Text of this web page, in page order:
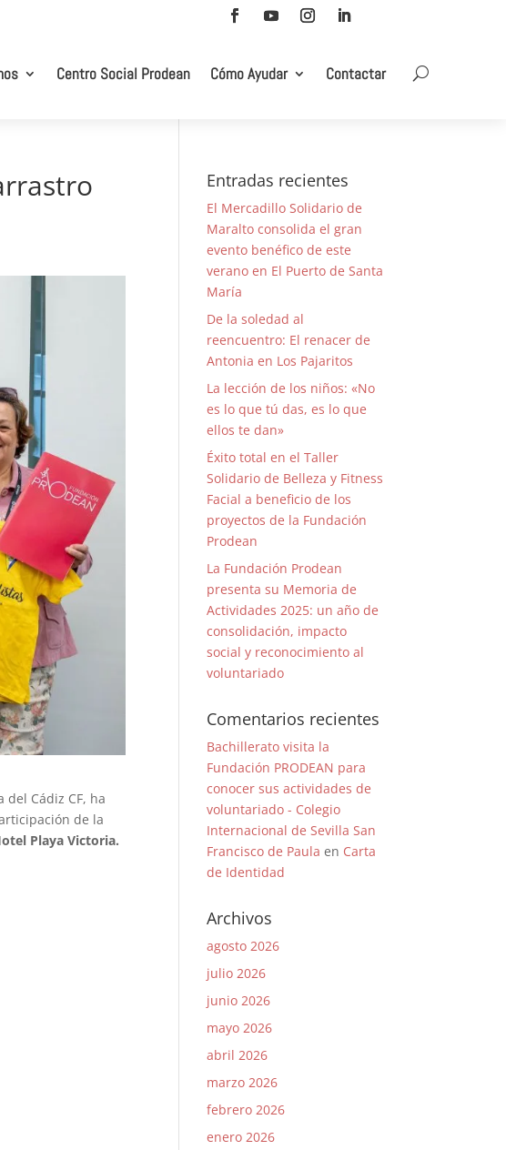
Centro Social Prodean Cómo Ayudar Contactar
Cádiz CF, ha
de la
Playa Victoria.
Entradas recientes
El Mercadillo Solidario de
Maralto consolida el gran
evento benéfico de este
verano en El Puerto de Santa
María
De la soledad al
reencuentro: El renacer de
Antonia en Los Pajaritos
La lección de los niños: «No
es lo que tú das, es lo que
ellos te dan»
Éxito total en el Taller
Solidario de Belleza y Fitness
Facial a beneficio de los
proyectos de la Fundación
Prodean
La Fundación Prodean
presenta su Memoria de
Actividades 2025: un año de
consolidación, impacto
social y reconocimiento al
voluntariado
Comentarios recientes
Bachillerato visita la
Fundación PRODEAN para
conocer sus actividades de
voluntariado - Colegio
Internacional de Sevilla San
Francisco de Paula en Carta
de Identidad
Archivos
agosto 2026
julio 2026
junio 2026
mayo 2026
abril 2026
marzo 2026
febrero 2026
enero 2026